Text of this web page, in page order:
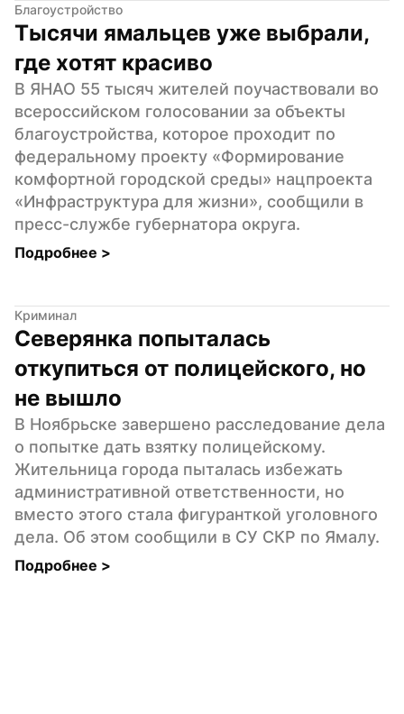
Благоустройство
Тысячи ямальцев уже выбрали,
где хотят красиво
В ЯНАО 55 тысяч жителей поучаствовали во
всероссийском голосовании за объекты
благоустройства, которое проходит по
федеральному проекту «Формирование
комфортной городской среды» нацпроекта
«Инфраструктура для жизни», сообщили в
пресс-службе губернатора округа.
Подробнее >
Криминал
Северянка попыталась
откупиться от полицейского, но
не вышло
В Ноябрьске завершено расследование дела
о попытке дать взятку полицейскому.
Жительница города пыталась избежать
административной ответственности, но
вместо этого стала фигуранткой уголовного
дела. Об этом сообщили в СУ СКР по Ямалу.
Подробнее >